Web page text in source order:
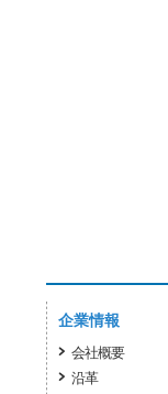
企業情報
会社概要
沿革